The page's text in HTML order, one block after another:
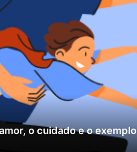
o cuidado e o exemplo